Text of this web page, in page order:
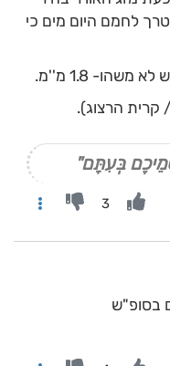
לחמם היום מים כי
1.8 מ''מ.
קרית הרצוג).
בְּעִתָּם"
3
בסופ"ש